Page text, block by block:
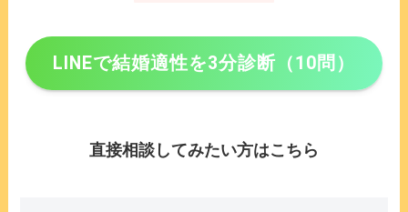
LINEで結婚適性を3分診断（10問）
直接相談してみたい方はこちら